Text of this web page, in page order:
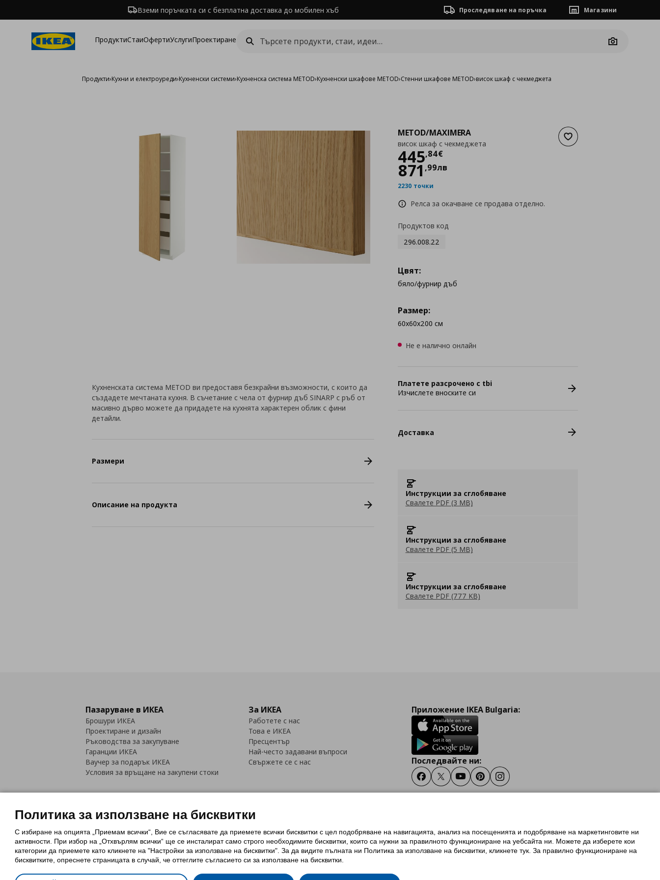
Вземи поръчката си с безплатна доставка до мобилен хъб Проследяване на поръчка Магазини
ПродуктиСтаиОфертиУслугиПроектиране
Camera
Продукти›Кухни и електроуреди›Кухненски системи›Кухненска система METOD›Кухненски шкафове METOD›Стенни шкафове METOD›висок шкаф с чекмеджета
Добави към списъка с
METOD/MAXIMERA
висок шкаф с чекмеджета
445,84€
Цена445,84 €
871 ,99лв
2230 точки
Релса за окачване се продава отделно.
Продуктов код
296.008.22
Цвят:
бяло/фурнир дъб
Размер:
60x60x200 см
Не е налично онлайн
Платете разсрочено с tbi
Изчислете вноските си
Доставка
Инструкции за сглобяване
Свалете PDF (3 MB)
Инструкции за сглобяване
Свалете PDF (5 MB)
Инструкции за сглобяване
Свалете PDF (777 KB)
Кухненската система METOD ви предоставя безкрайни възможности, с които да
създадете мечтаната кухня. В съчетание с чела от фурнир дъб SINARP с ръб от
масивно дърво можете да придадете на кухнята характерен облик с фини
детайли.
Размери
Описание на продукта
Пазаруване в ИКЕА
Брошури ИКЕА
Проектиране и дизайн
Ръководства за закупуване
Гаранции ИКЕА
Ваучер за подарък ИКЕА
Условия за връщане на закупени стоки
За ИКЕА
Работете с нас
Това е ИКЕА
Пресцентър
Най-често задавани въпроси
Свържете се с нас
Приложение IKEA Bulgaria:
Последвайте ни:
FacebookTwitterYoutubePinterestInstagram
Политика за използване на бисквитки (Cookies)Избор на настройки за използване на бисквиткиУсловия за ползване на ikea.bg
Обща политика за личните данни
Политика за защита на личните данни на ikea.bg
Общи условия на програма IKEA Family
Политика за защита на лични данни на програма IKEA Family
Политика за използване на бисквитки
С избиране на опцията „Приемам всички“, Вие се съгласявате да приемете всички бисквитки с цел подобряване на навигацията, анализ на посещенията и подобряване на маркетинговите ни
активности. При избор на „Отхвърлям всички“ ще се инсталират само строго необходимитe бисквитки, които са нужни за правилното функциониране на уебсайта ни. Можете да изберете кои
категории да приемете като кликнете на "Настройки за използване на бисквитки". За да видите пълната ни Политика за използване на бисквитки, кликнете тук. За правилно функциониране на
бисквитките, опреснете страницата в случай, че оттеглите съгласието си за използване на бисквитки.